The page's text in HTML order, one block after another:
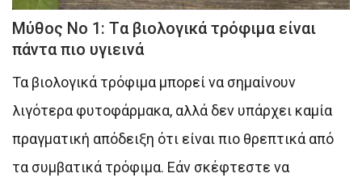
Mύθος Νο 1: Tα βιολογικά τρόφιμα είναι
πάντα πιο υγιεινά
Τα βιολογικά τρόφιμα μπορεί να σημαίνουν
λιγότερα φυτοφάρμακα, αλλά δεν υπάρχει καμία
πραγματική απόδειξη ότι είναι πιο θρεπτικά από
τα συμβατικά τρόφιμα. Εάν σκέφτεστε να